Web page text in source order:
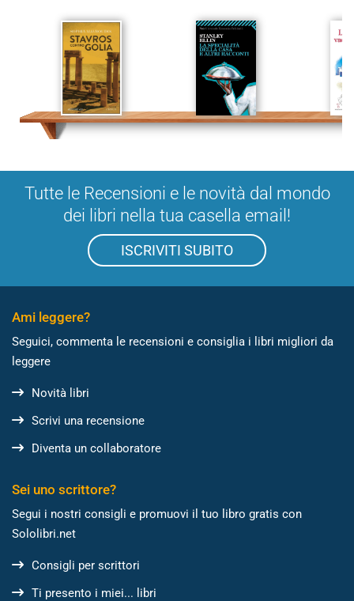
Tutte le Recensioni e le novità dal mondo
dei libri nella tua casella email!
ISCRIVITI SUBITO
Ami leggere?
Seguici, commenta le recensioni e consiglia i libri migliori da
leggere
Novità libri
Scrivi una recensione
Diventa un collaboratore
Sei uno scrittore?
Segui i nostri consigli e promuovi il tuo libro gratis con
Sololibri.net
Consigli per scrittori
Ti presento i miei... libri